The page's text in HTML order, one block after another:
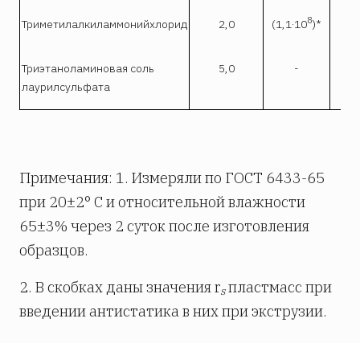
Триметилалкиламмонийхлорид 2,0 (1,1·108)*
Триэтаноламиновая соль
лаурилсульфата
5,0 -
Примечания: 1. Измеряли по ГОСТ 6433-65
при 20±2° C и относительной влажности
65±3% через 2 суток после изготовления
образцов.
2. В скобках даны значения rsпластмасс при
введении антистатика в них при экструзии.